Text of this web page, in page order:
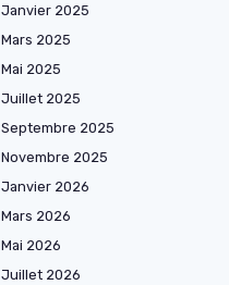
Janvier 2025
Mars 2025
Mai 2025
Juillet 2025
Septembre 2025
Novembre 2025
Janvier 2026
Mars 2026
Mai 2026
Juillet 2026